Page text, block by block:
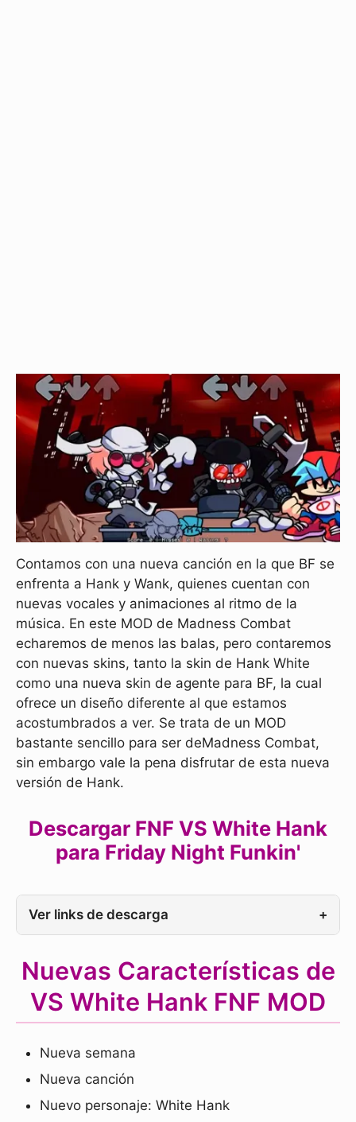
Contamos con una nueva canción en la que BF se
enfrenta a Hank y Wank, quienes cuentan con
nuevas vocales y animaciones al ritmo de la
música. En este MOD de Madness Combat
echaremos de menos las balas, pero contaremos
con nuevas skins, tanto la skin de Hank White
como una nueva skin de agente para BF, la cual
ofrece un diseño diferente al que estamos
acostumbrados a ver. Se trata de un MOD
bastante sencillo para ser deMadness Combat,
sin embargo vale la pena disfrutar de esta nueva
versión de Hank.
Descargar FNF VS White Hank
para Friday Night Funkin'
Ver links de descarga +
Nuevas Características de
VS White Hank FNF MOD
Nueva semana
Nueva canción
Nuevo personaje: White Hank